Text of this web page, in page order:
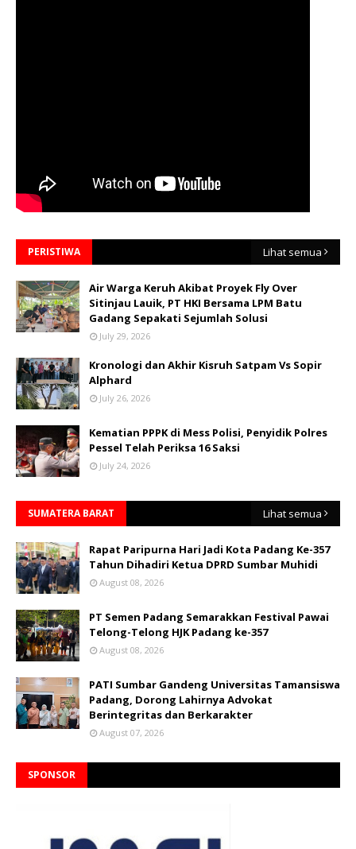
PERISTIWA Lihat semua
Air Warga Keruh Akibat Proyek Fly Over
Sitinjau Lauik, PT HKI Bersama LPM Batu
Gadang Sepakati Sejumlah Solusi
July 29, 2026
Kronologi dan Akhir Kisruh Satpam Vs Sopir
Alphard
July 26, 2026
Kematian PPPK di Mess Polisi, Penyidik Polres
Pessel Telah Periksa 16 Saksi
July 24, 2026
SUMATERA BARAT Lihat semua
Rapat Paripurna Hari Jadi Kota Padang Ke-357
Tahun Dihadiri Ketua DPRD Sumbar Muhidi
August 08, 2026
PT Semen Padang Semarakkan Festival Pawai
Telong-Telong HJK Padang ke-357
August 08, 2026
PATI Sumbar Gandeng Universitas Tamansiswa
Padang, Dorong Lahirnya Advokat
Berintegritas dan Berkarakter
August 07, 2026
SPONSOR